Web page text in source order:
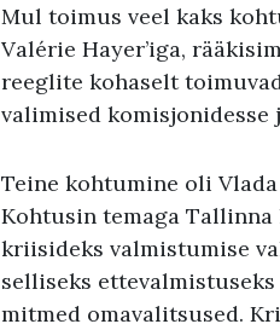
Mul toimus veel kaks
Valérie Hayer’iga,
reeglite kohaselt
valimised komisjonidesse
Teine kohtumine oli
Kohtusin temaga
kriisideks valmistumise
selliseks
mitmed omavalitsused.